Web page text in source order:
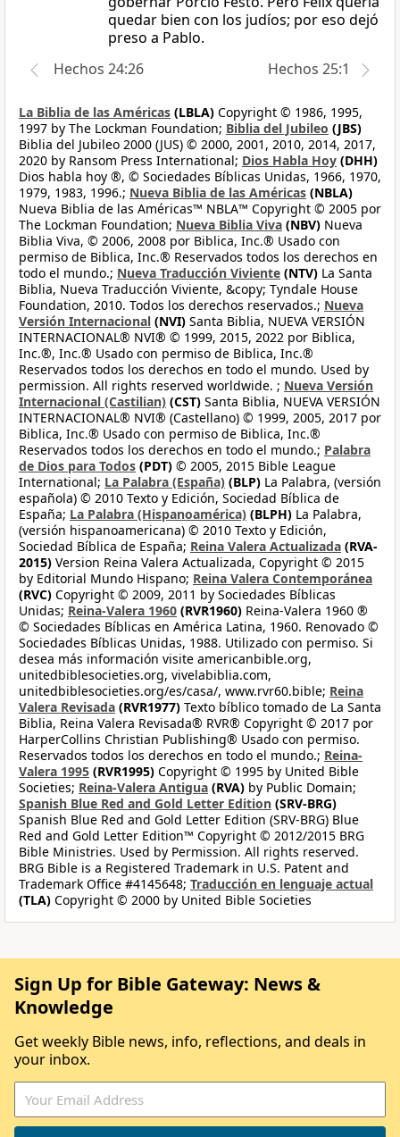
quedar bien con los judíos; por eso dejó
preso a Pablo.
Hechos 24:26
Hechos 25:1
La Biblia de las Américas (LBLA) Copyright © 1986, 1995,
1997 by The Lockman Foundation; Biblia del Jubileo (JBS)
Biblia del Jubileo 2000 (JUS) © 2000, 2001, 2010, 2014, 2017,
2020 by Ransom Press International; Dios Habla Hoy (DHH)
Dios habla hoy ®, © Sociedades Bíblicas Unidas, 1966, 1970,
1979, 1983, 1996.; Nueva Biblia de las Américas (NBLA)
Nueva Biblia de las Américas™ NBLA™ Copyright © 2005 por
The Lockman Foundation; Nueva Biblia Viva (NBV) Nueva
Biblia Viva, © 2006, 2008 por Biblica, Inc.® Usado con
permiso de Biblica, Inc.® Reservados todos los derechos en
todo el mundo.; Nueva Traducción Viviente (NTV) La Santa
Biblia, Nueva Traducción Viviente, &copy; Tyndale House
Foundation, 2010. Todos los derechos reservados.; Nueva
Versión Internacional (NVI) Santa Biblia, NUEVA VERSIÓN
INTERNACIONAL® NVI® © 1999, 2015, 2022 por Biblica,
Inc.®, Inc.® Usado con permiso de Biblica, Inc.®
Reservados todos los derechos en todo el mundo. Used by
permission. All rights reserved worldwide. ; Nueva Versión
Internacional (Castilian) (CST) Santa Biblia, NUEVA VERSIÓN
INTERNACIONAL® NVI® (Castellano) © 1999, 2005, 2017 por
Biblica, Inc.® Usado con permiso de Biblica, Inc.®
Reservados todos los derechos en todo el mundo.; Palabra
de Dios para Todos (PDT) © 2005, 2015 Bible League
International; La Palabra (España) (BLP) La Palabra, (versión
española) © 2010 Texto y Edición, Sociedad Bíblica de
España; La Palabra (Hispanoamérica) (BLPH) La Palabra,
(versión hispanoamericana) © 2010 Texto y Edición,
Sociedad Bíblica de España; Reina Valera Actualizada (RVA-
2015) Version Reina Valera Actualizada, Copyright © 2015
by Editorial Mundo Hispano; Reina Valera Contemporánea
(RVC) Copyright © 2009, 2011 by Sociedades Bíblicas
Unidas; Reina-Valera 1960 (RVR1960) Reina-Valera 1960 ®
© Sociedades Bíblicas en América Latina, 1960. Renovado ©
Sociedades Bíblicas Unidas, 1988. Utilizado con permiso. Si
desea más información visite americanbible.org,
unitedbiblesocieties.org, vivelabiblia.com,
unitedbiblesocieties.org/es/casa/, www.rvr60.bible; Reina
Valera Revisada (RVR1977) Texto bíblico tomado de La Santa
Biblia, Reina Valera Revisada® RVR® Copyright © 2017 por
HarperCollins Christian Publishing® Usado con permiso.
Reservados todos los derechos en todo el mundo.; Reina-
Valera 1995 (RVR1995) Copyright © 1995 by United Bible
Societies; Reina-Valera Antigua (RVA) by Public Domain;
Spanish Blue Red and Gold Letter Edition (SRV-BRG)
Spanish Blue Red and Gold Letter Edition (SRV-BRG) Blue
Red and Gold Letter Edition™ Copyright © 2012/2015 BRG
Bible Ministries. Used by Permission. All rights reserved.
BRG Bible is a Registered Trademark in U.S. Patent and
Trademark Office #4145648; Traducción en lenguaje actual
(TLA) Copyright © 2000 by United Bible Societies
Sign Up for Bible Gateway: News &
Knowledge
Get weekly Bible news, info, reflections, and deals in
your inbox.